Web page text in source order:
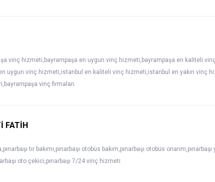
vinç hizmeti,bayrampaşa en uygun vinç hizmeti,bayrampaşa en kaliteli
uygun vinç hizmeti,istanbul en kaliteli vinç hizmeti,istanbul en yakın vinç
vinç firmaları
FATİH
tır bakımı,pınarbaşı otobüs bakım,pınarbaşı otobüs
oto çekici,pınarbaşı 7/24 vinç hizmeti